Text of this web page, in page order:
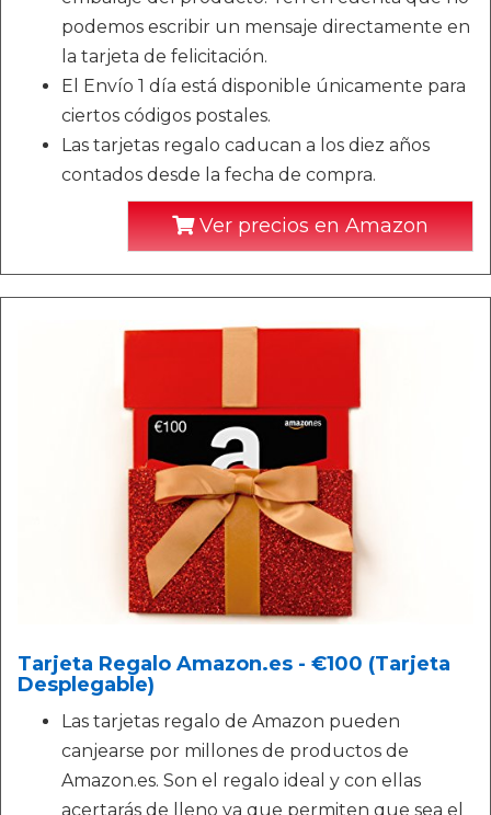
podemos escribir un mensaje directamente en
la tarjeta de felicitación.
El Envío 1 día está disponible únicamente para
ciertos códigos postales.
Las tarjetas regalo caducan a los diez años
contados desde la fecha de compra.
Ver precios en Amazon
Tarjeta Regalo Amazon.es - €100 (Tarjeta
Desplegable)
Las tarjetas regalo de Amazon pueden
canjearse por millones de productos de
Amazon.es. Son el regalo ideal y con ellas
acertarás de lleno ya que permiten que sea el